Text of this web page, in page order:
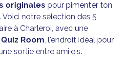
originales pour pimenter ton
Voici notre sélection des 5
à Charleroi, avec une
Quiz Room, l'endroit idéal pour
sortie entre ami·e·s.